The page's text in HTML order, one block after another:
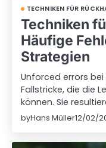
TECHNIKEN FÜR
Techniken
Häufige
Strategien
Unforced errors
Fallstricke, die die
können. Sie
byHans Müller12/02/